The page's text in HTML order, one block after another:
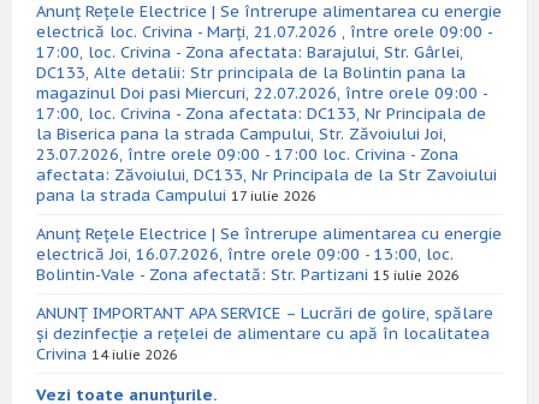
Anunț Rețele Electrice | Se întrerupe alimentarea cu energie
electrică loc. Crivina - Marți, 21.07.2026 , între orele 09:00 -
17:00, loc. Crivina - Zona afectata: Barajului, Str. Gârlei,
DC133, Alte detalii: Str principala de la Bolintin pana la
magazinul Doi pasi Miercuri, 22.07.2026, între orele 09:00 -
17:00, loc. Crivina - Zona afectata: DC133, Nr Principala de
la Biserica pana la strada Campului, Str. Zăvoiului Joi,
23.07.2026, între orele 09:00 - 17:00 loc. Crivina - Zona
afectata: Zăvoiului, DC133, Nr Principala de la Str Zavoiului
pana la strada Campului 17 iulie 2026
Anunț Rețele Electrice | Se întrerupe alimentarea cu energie
electrică Joi, 16.07.2026, între orele 09:00 - 13:00, loc.
Bolintin-Vale - Zona afectată: Str. Partizani 15 iulie 2026
ANUNȚ IMPORTANT APA SERVICE – Lucrări de golire, spălare
și dezinfecție a rețelei de alimentare cu apă în localitatea
Crivina 14 iulie 2026
Vezi toate anunțurile.